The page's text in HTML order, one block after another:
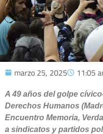
marzo 25, 2025 11:05
A 49 años del golpe
Derechos Humanos
Encuentro Memoria,
a sindicatos y partidos